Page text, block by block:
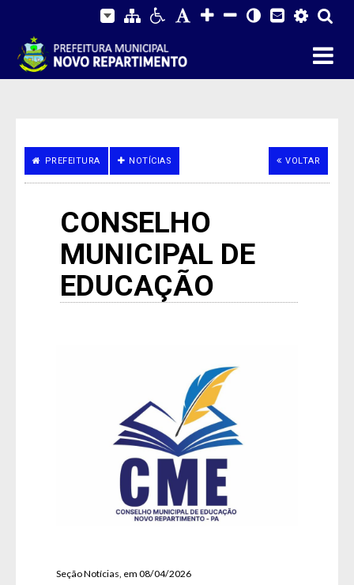
PREFEITURA NOTÍCIAS VOLTAR
CONSELHO
MUNICIPAL DE
EDUCAÇÃO
Seção Notícias, em 08/04/2026